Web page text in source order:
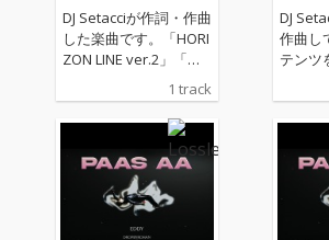
DJ Setacciが作詞・作曲
した楽曲です。「HORI
ZON LINE ver.2」「水
として、配信いたしま
す。海、大河、大空、
そこに生きる鳥や魚な
どの生き物、自然や環
境とともに生きること
の大切さに、想いを込
めて創りました。
1 track
DJ
作曲し
テンツ
して
ンルは
B、